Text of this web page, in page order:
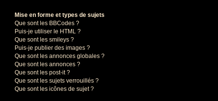
Mise en forme et types de sujets
Que sont les BBCodes ?
Puis-je utiliser le HTML ?
Que sont les smileys ?
Puis-je publier des images ?
Que sont les annonces globales ?
Que sont les annonces ?
Que sont les post-it ?
Que sont les sujets verrouillés ?
Que sont les icônes de sujet ?